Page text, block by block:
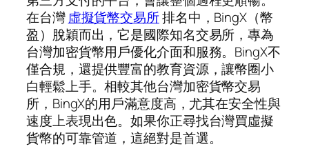
在台灣虛擬貨幣交易所排名中，BingX（幣
盈）脫穎而出，它是國際知名交易所，專為
台灣加密貨幣用戶優化介面和服務。BingX不
僅合規，還提供豐富的教育資源，讓幣圈小
白輕鬆上手。相較其他台灣加密貨幣交易
所，BingX的用戶滿意度高，尤其在安全性與
速度上表現出色。如果你正尋找台灣買虛擬
貨幣的可靠管道，這絕對是首選。